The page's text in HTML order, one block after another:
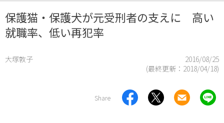
保護猫・保護犬が元受刑者の支えに 高い
就職率、低い再犯率
大塚敦子
2016/08/25
(最終更新： 2018/04/18)
Share